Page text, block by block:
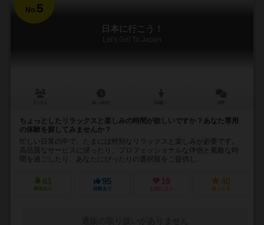
No.5
日本に行こう！
Let's Go! To Japan
ちょっとしたリラックスと楽しみの時間が欲しいですか？あなた専用
の体験を探してみませんか？
忙しい日常の中で、たまには特別なリラックスと楽しみが必要です。
高品質なサービスに浸ったり、プロフェッショナルな伴侶と素敵な時
間を過ごしたり、あなたにぴったりの選択肢をご提供し...
61
興味あり
95
経験あり
19
お気に入り
40
持ってる